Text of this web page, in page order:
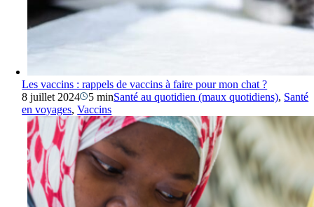
Les vaccins : rappels de vaccins à faire pour mon chat ?
8 juillet 2024
5 minSanté au quotidien (maux quotidiens), Santé
en voyages,Vaccins